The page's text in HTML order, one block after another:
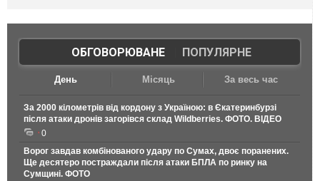
ОБГОВОРЮВАНЕ| ПОПУЛЯРНЕ
День Місяць За весь час
За 2000 кілометрів від кордону з Україною: в Єкатеринбурзі
після атаки дронів загорівся склад Wildberries. ФОТО. ВІДЕО
0
Ворог завдав комбінованого удару по Сумах, двоє поранених.
Ще десятеро постраждали після атаки БПЛА по ринку на
Сумщині. ФОТО